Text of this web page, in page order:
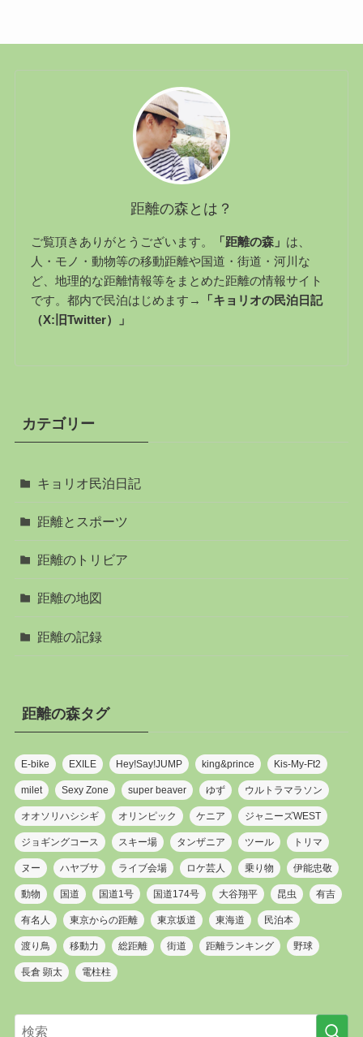
距離の森とは？
ご覧頂きありがとうございます。 「距離の森」 は、
人・モノ・動物等の移動距離や国道・街道・河川な
ど、地理的な距離情報等をまとめた距離の情報サイト
です。都内で民泊はじめます→
「キョリオの民泊日記
（X:旧Twitter）」
カテゴリー
キョリオ民泊日記
距離とスポーツ
距離のトリビア
距離の地図
距離の記録
距離の森タグ
E-bike EXILE Hey!Say!JUMP king&prince Kis-My-Ft2
milet Sexy Zone super beaver ゆず ウルトラマラソン
オオソリハシシギ オリンピック ケニア ジャニーズWEST
ジョギングコース スキー場 タンザニア ツール トリマ
ヌー ハヤブサ ライブ会場 ロケ芸人 乗り物 伊能忠敬
動物 国道 国道1号 国道174号 大谷翔平 昆虫 有吉
有名人 東京からの距離 東京坂道 東海道 民泊本
渡り鳥 移動力 総距離 街道 距離ランキング 野球
長倉 顕太 電柱柱